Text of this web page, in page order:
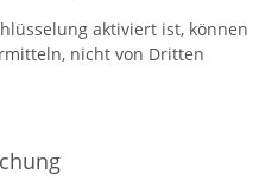
aktiviert ist, können
nicht von Dritten